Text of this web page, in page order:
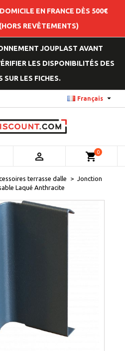
EN FRANCE DÈS 500€
REVÊTEMENTS)
JOUPLAST AVANT
LES DISPONIBILITÉS DES
SUR LES FICHES.
Français 
 shopping_cart0
terrasse dalle
Jonction
Laqué Anthracite